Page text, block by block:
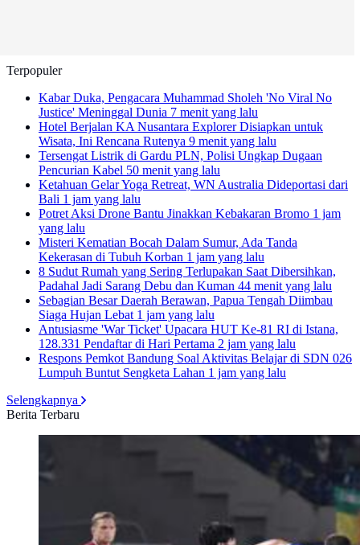
Terpopuler
Kabar Duka, Pengacara Muhammad Sholeh 'No Viral No
Justice' Meninggal Dunia 7 menit yang lalu
Hotel Berjalan KA Nusantara Explorer Disiapkan untuk
Wisata, Ini Rencana Rutenya 9 menit yang lalu
Tersengat Listrik di Gardu PLN, Polisi Ungkap Dugaan
Pencurian Kabel 50 menit yang lalu
Ketahuan Gelar Yoga Retreat, WN Australia Dideportasi dari
Bali 1 jam yang lalu
Potret Aksi Drone Bantu Jinakkan Kebakaran Bromo 1 jam
yang lalu
Misteri Kematian Bocah Dalam Sumur, Ada Tanda
Kekerasan di Tubuh Korban 1 jam yang lalu
8 Sudut Rumah yang Sering Terlupakan Saat Dibersihkan,
Padahal Jadi Sarang Debu dan Kuman 44 menit yang lalu
Sebagian Besar Daerah Berawan, Papua Tengah Diimbau
Siaga Hujan Lebat 1 jam yang lalu
Antusiasme 'War Ticket' Upacara HUT Ke-81 RI di Istana,
128.331 Pendaftar di Hari Pertama 2 jam yang lalu
Respons Pemkot Bandung Soal Aktivitas Belajar di SDN 026
Lumpuh Buntut Sengketa Lahan 1 jam yang lalu
Selengkapnya
Berita Terbaru